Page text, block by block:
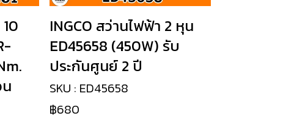
INGCO สว่านไฟฟ้า 2 หุน
ED45658 (450W) รับ
ประกันศูนย์ 2 ปี
SKU : ED45658
฿680